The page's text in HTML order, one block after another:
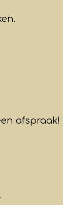
afspraak!